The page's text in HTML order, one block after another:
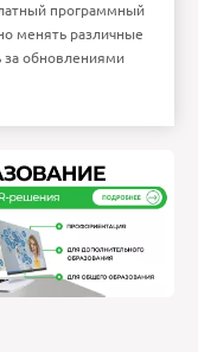
программный
менять различные
за обновлениями